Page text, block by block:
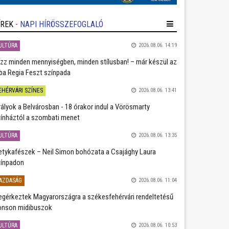
- NAPI HÍRÖSSZEFOGLALÓ
2026.08.06. 14:19
minden mennyiségben, minden stílusban! – már készül az
Regia Feszt színpada
SZÍNES 2026.08.06. 13:41
a Belvárosban - 18 órakor indul a Vörösmarty
a szombati menet
2026.08.06. 13:35
– Neil Simon bohózata a Csajághy Laura
2026.08.06. 11:04
Magyarországra a székesfehérvári rendeltetésű
midibuszok
2026.08.06. 10:53